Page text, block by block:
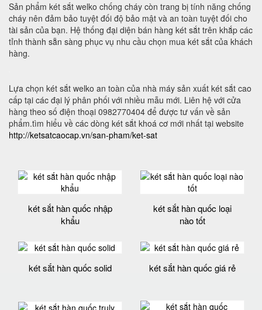
Sản phẩm két sắt welko chống cháy còn trang bị tính năng chống
cháy nên đảm bảo tuyệt đối độ bảo mật và an toàn tuyệt đối cho
tài sản của bạn. Hệ thống đại diện bán hàng két sắt trên khắp các
tỉnh thành sẵn sàng phục vụ nhu cầu chọn mua két sắt của khách
hàng.
Lựa chọn két sắt welko an toàn của nhà máy sản xuất két sắt cao
cấp tại các đại lý phân phối với nhiều mẫu mới. Liên hệ với cửa
hàng theo số điện thoại 0982770404 để được tư vấn về sản
phẩm.tìm hiểu về các dòng két sắt khoá cơ mới nhất tại website
http://ketsatcaocap.vn/san-pham/ket-sat
két sắt hàn quốc nhập
khẩu
két sắt hàn quốc loại
nào tốt
két sắt hàn quốc solid két sắt hàn quốc giá rẻ